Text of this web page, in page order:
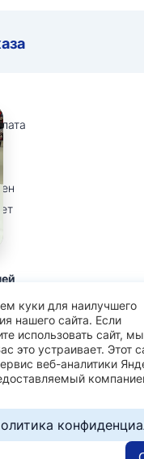
тканей оптом, 2026
соглашение
—
куки для наилучшего
нашего сайта. Если
использовать сайт,
это устраивает. Этот
веб-аналитики